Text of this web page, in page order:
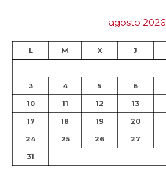
agosto 2026
L M X J
3 4 5 6
10 11 12 13
17 18 19 20
24 25 26 27
31